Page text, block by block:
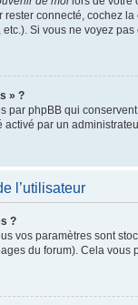
connecté, cochez la
Si vous ne voyez
» ?
par phpBB qui
par un
l’utilisateur
?
vos paramètres sont
du forum). Cela